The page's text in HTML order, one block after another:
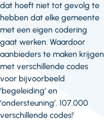
dat hoeft niet tot gevolg te
hebben dat elke gemeente
met een eigen codering
gaat werken. Waardoor
aanbieders te maken krijgen
met verschillende codes
voor bijvoorbeeld
‘begeleiding’ en
‘ondersteuning’. 107.000
verschillende codes!'